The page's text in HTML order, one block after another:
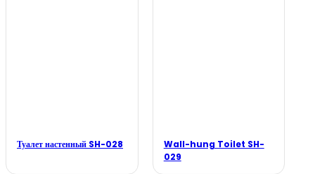
Туалет настенный SH-028
Wall-hung Toilet SH-
029